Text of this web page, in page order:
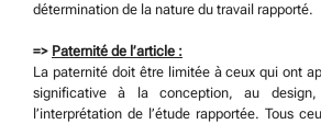
détermination de la nature du travail rapporté.
=> Paternité de l’article :
La paternité doit être limitée à ceux qui ont
significative à la conception, au
l’interprétation de l’étude rapportée. Tous